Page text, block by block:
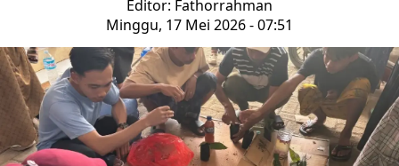
Editor: Fathorrahman
Minggu, 17 Mei 2026 - 07:51